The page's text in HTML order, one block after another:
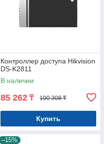
Контроллер доступа Hikvision
DS-K2811
В наличии
85 262 ₸ 100 308 ₸
Купить
–15%